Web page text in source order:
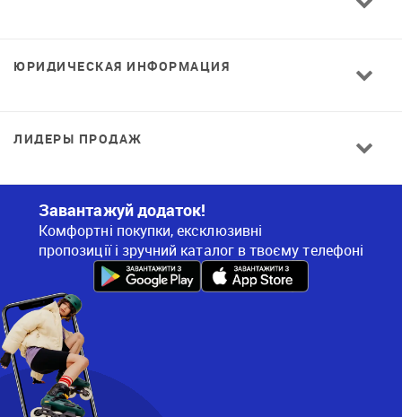
ЮРИДИЧЕСКАЯ ИНФОРМАЦИЯ
ЛИДЕРЫ ПРОДАЖ
Завантажуй додаток!
Комфортні покупки, ексклюзивні
пропозиції і зручний каталог в твоєму телефоні